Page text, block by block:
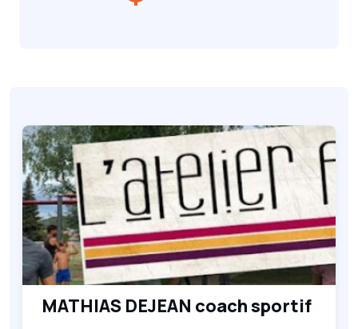
MATHIAS DEJEAN coach sportif